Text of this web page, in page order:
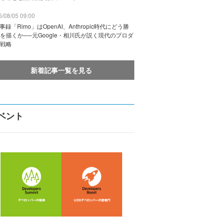
08/05 09:00
録「Rimo」はOpenAI、Anthropic時代にどう勝
描くか──元Google・相川氏が説く現代のプロダ
略
新着記事一覧を見る
ント